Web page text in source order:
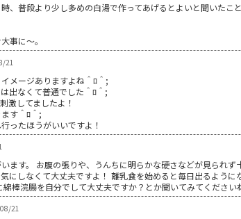
、普段より少し多めの白湯で作ってあげるとよいと聞いたこ
事に～。
21
メージありますよね＾ﾛ＾;
出なくて普通でした＾ﾛ＾;
激してましたよ！
す＾ﾛ＾;
ったほうがいいですよ！
ます。 お腹の張りや、うんちに明らかな硬さなどが見られ
にしなくて大丈夫ですよ！ 離乳食を始めると毎日出るよう
棒浣腸を自分でして大丈夫ですか？とか聞いてみてください
21